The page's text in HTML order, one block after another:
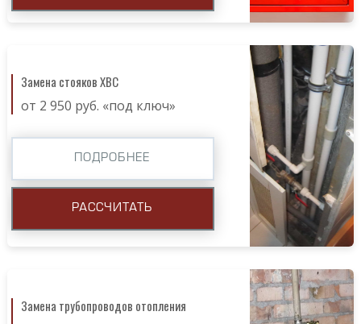
Замена стояков ХВС
от 2 950 руб. «под ключ»
ПОДРОБНЕЕ
РАССЧИТАТЬ
Замена трубопроводов отопления